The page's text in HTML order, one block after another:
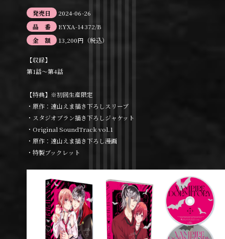
発売日
2024-06-26
品 番
EYXA-14372/B
金 額
13,200円（税込）
【収録】
第1話～第4話
【特典】※初回生産限定
・原作：遠山えま描き下ろしスリーブ
・スタジオブラン描き下ろしジャケット
・Original SoundTrack vol.1
・原作：遠山えま描き下ろし漫画
・特製ブックレット